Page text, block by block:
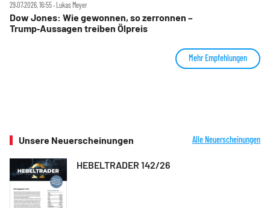
29.07.2026, 16:55 ‧ Lukas Meyer
Dow Jones: Wie gewonnen, so zerronnen –
Trump‑Aussagen treiben Ölpreis
Mehr Empfehlungen
Unsere Neuerscheinungen Alle Neuerscheinungen
HEBELTRADER 142/26